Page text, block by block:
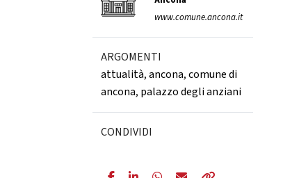
www.comune.ancona.it
ARGOMENTI
attualità,ancona,comune di
ancona, palazzo degli anziani
CONDIVIDI